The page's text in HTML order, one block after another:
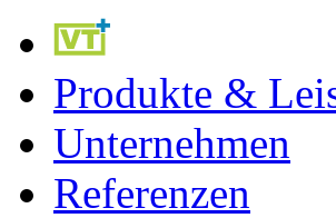
Produkte &
Unternehmen
Referenzen